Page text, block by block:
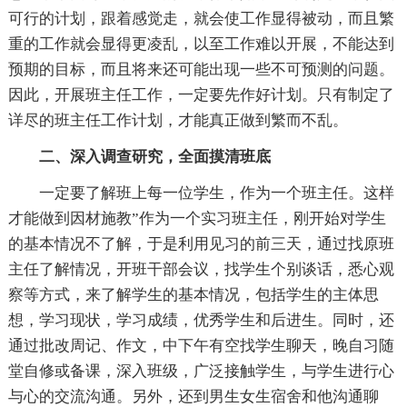
可行的计划，跟着感觉走，就会使工作显得被动，而且繁
重的工作就会显得更凌乱，以至工作难以开展，不能达到
预期的目标，而且将来还可能出现一些不可预测的问题。
因此，开展班主任工作，一定要先作好计划。只有制定了
详尽的班主任工作计划，才能真正做到繁而不乱。
二、深入调查研究，全面摸清班底
一定要了解班上每一位学生，作为一个班主任。这样
才能做到因材施教”作为一个实习班主任，刚开始对学生
的基本情况不了解，于是利用见习的前三天，通过找原班
主任了解情况，开班干部会议，找学生个别谈话，悉心观
察等方式，来了解学生的基本情况，包括学生的主体思
想，学习现状，学习成绩，优秀学生和后进生。同时，还
通过批改周记、作文，中下午有空找学生聊天，晚自习随
堂自修或备课，深入班级，广泛接触学生，与学生进行心
与心的交流沟通。另外，还到男生女生宿舍和他沟通聊